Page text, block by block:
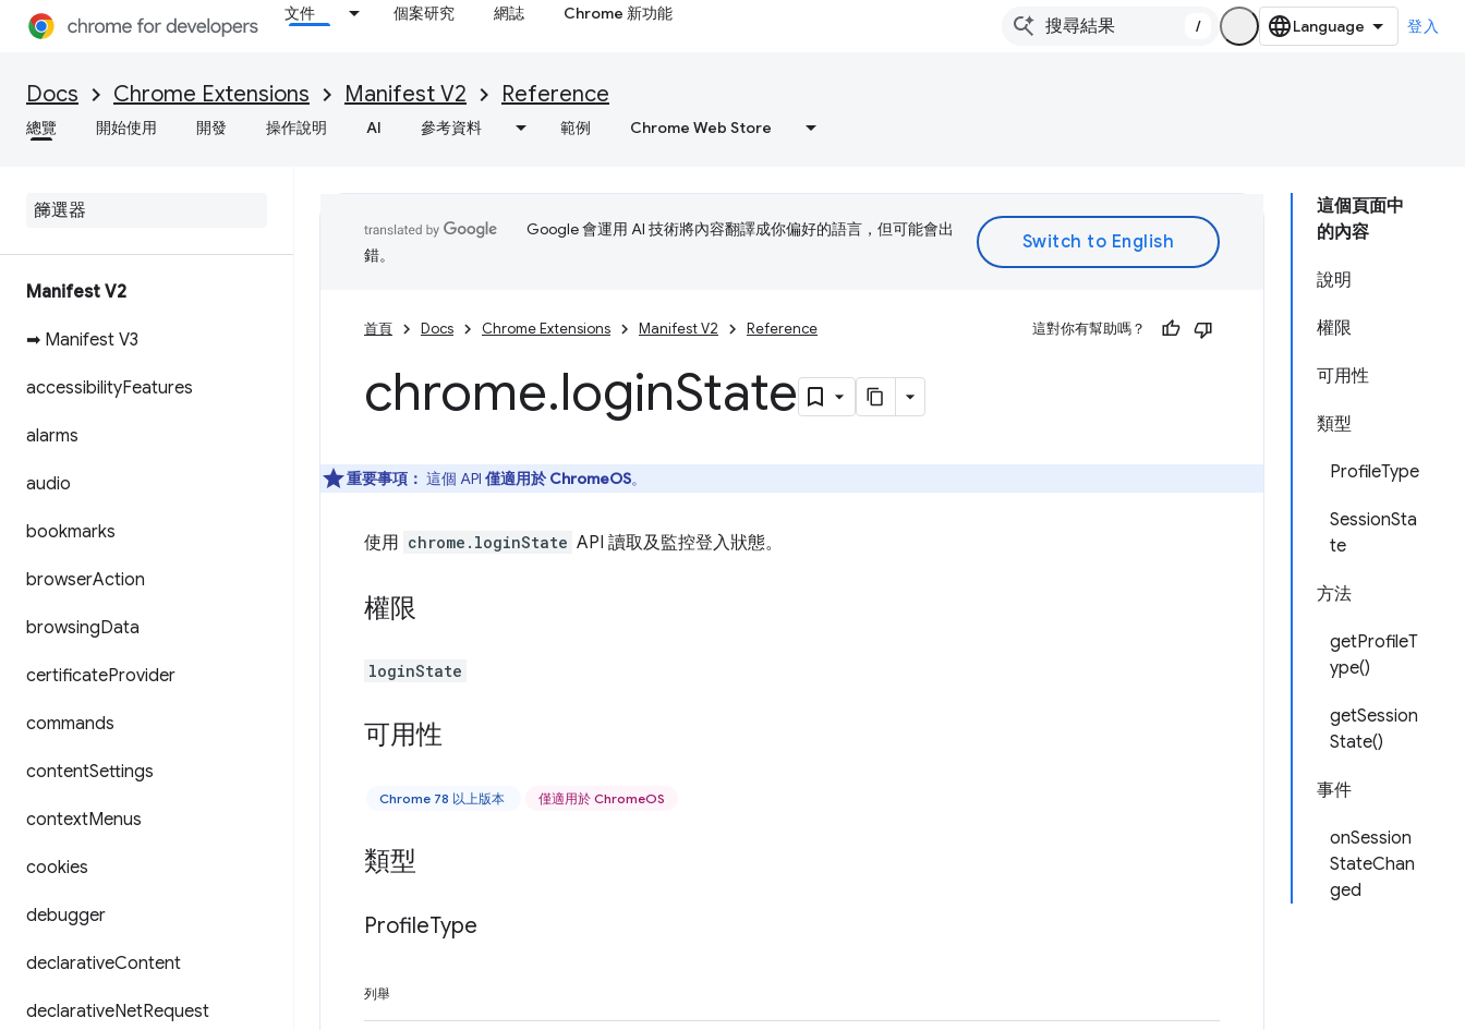
文件 個案研究 網誌 Chrome 新功能
/ 登入
Docs Chrome Extensions Manifest V2 Reference
總覽 開始使用 開發 操作說明 AI 參考資料 範例 Chrome Web Store
Manifest V2
➡ Manifest V3
accessibilityFeatures
alarms
audio
bookmarks
browserAction
browsingData
certificateProvider
commands
contentSettings
contextMenus
cookies
debugger
declarativeContent
declarativeNetRequest
這個頁面中
的內容
說明
權限
可用性
類型
ProfileType
SessionSta
te
方法
getProfileT
ype()
getSession
State()
事件
onSession
StateChan
ged
Google 會運用 AI 技術將內容翻譯成你偏好的語言，但可能會出
錯。
首頁 Docs Chrome Extensions Manifest V2 Reference 這對你有幫助嗎？
chrome.loginState
重要事項： 這個 API 僅適用於 ChromeOS。
使用 chrome.loginState API 讀取及監控登入狀態。
權限
loginState
可用性
Chrome 78 以上版本 僅適用於 ChromeOS
類型
ProfileType
列舉